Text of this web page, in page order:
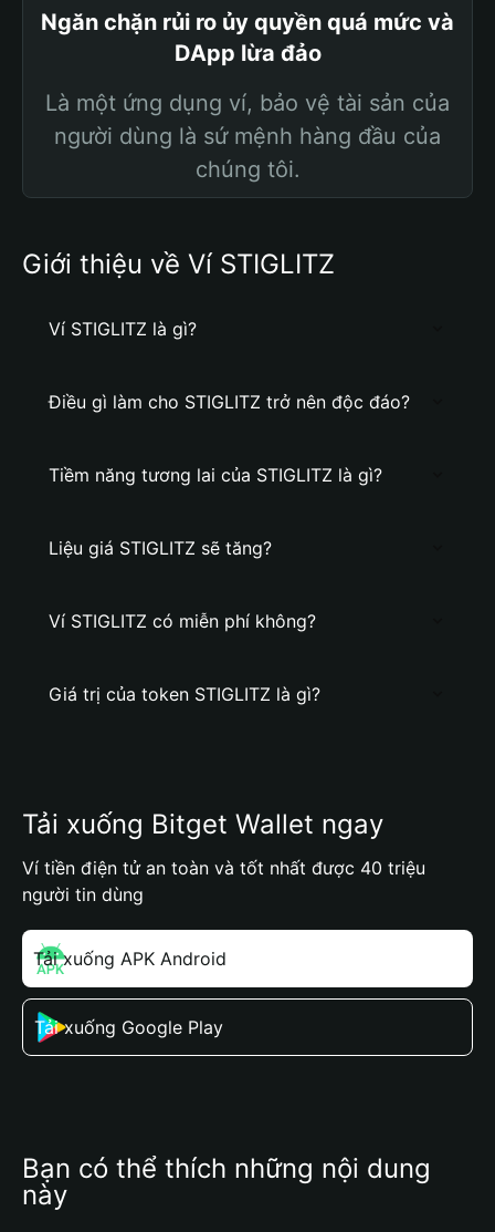
Ngăn chặn rủi ro ủy quyền quá mức và
DApp lừa đảo
Là một ứng dụng ví, bảo vệ tài sản của
người dùng là sứ mệnh hàng đầu của
chúng tôi.
Giới thiệu về Ví STIGLITZ
Ví STIGLITZ là gì?
Điều gì làm cho STIGLITZ trở nên độc đáo?
Tiềm năng tương lai của STIGLITZ là gì?
Liệu giá STIGLITZ sẽ tăng?
Ví STIGLITZ có miễn phí không?
Giá trị của token STIGLITZ là gì?
Tải xuống Bitget Wallet ngay
Ví tiền điện tử an toàn và tốt nhất được 40 triệu
người tin dùng
Tải xuống APK Android
Tải xuống Google Play
Bạn có thể thích những nội dung
này